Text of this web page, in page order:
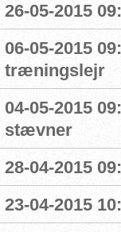
26-05-2015
06-05-2015
træningslejr
04-05-2015
stævner
28-04-2015
23-04-2015